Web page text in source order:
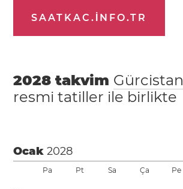
SAATKAC.INFO.TR
2028 takvim Gürcistan
resmi tatiller ile birlikte
Ocak2028
Pa Pt Sa Ça Pe